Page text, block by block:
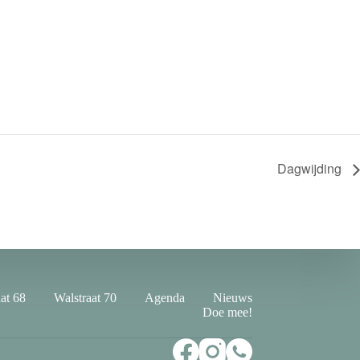
Dagwijding
68 Walstraat 70 Agenda
Nieuws
Doe mee!